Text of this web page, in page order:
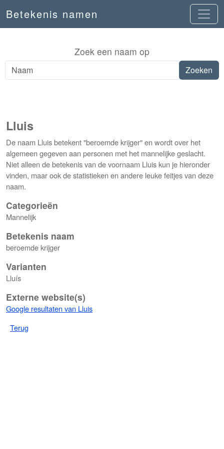
Betekenis namen
Zoek een naam op
Lluis
De naam Lluis betekent "beroemde krijger" en wordt over het
algemeen gegeven aan personen met het mannelijke geslacht.
Niet alleen de betekenis van de voornaam Lluis kun je hieronder
vinden, maar ook de statistieken en andere leuke feitjes van deze
naam.
Categorieën
Mannelijk
Betekenis naam
beroemde krijger
Varianten
Lluís
Externe website(s)
Google resultaten van Lluis
Terug